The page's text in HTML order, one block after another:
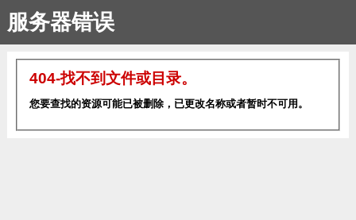
服务器错误
404-找不到文件或目录。
您要查找的资源可能已被删除，已更改名称或者暂时不可用。